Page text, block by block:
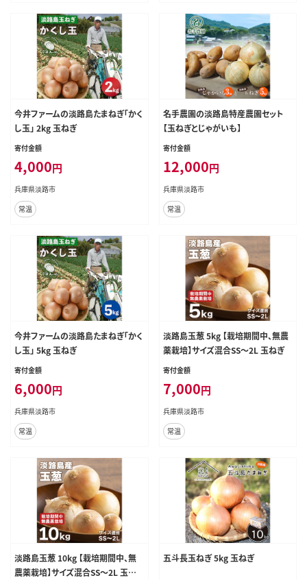
今井ファームの淡路島たまねぎ「かく
し玉」 2kg 玉ねぎ
寄付金額
4,000円
兵庫県淡路市
常温
名手農園の淡路島特産農園セット
【玉ねぎとじゃがいも】
寄付金額
12,000円
兵庫県淡路市
常温
今井ファームの淡路島たまねぎ「かく
し玉」 5kg 玉ねぎ
寄付金額
6,000円
兵庫県淡路市
常温
淡路島玉葱 5kg 【栽培期間中、無農
薬栽培】サイズ混合SS～2L 玉ねぎ
寄付金額
7,000円
兵庫県淡路市
常温
淡路島玉葱 10kg 【栽培期間中、無
農薬栽培】サイズ混合SS～2L 玉ね
五斗長玉ねぎ 5kg 玉ねぎ